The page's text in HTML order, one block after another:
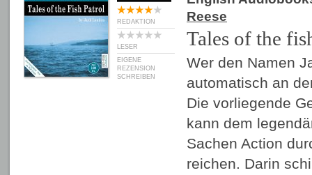
REDAKTION
LESER
EIGENE
REZENSION
SCHREIBEN
Reese
Tales of the
Wer den Namen
automatisch an
Die vorliegende
kann dem
Sachen Action
reichen. Darin